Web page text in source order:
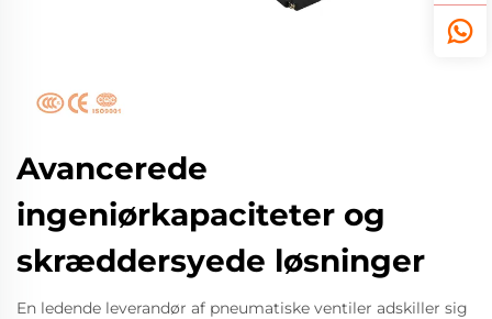
Avancerede
ingeniørkapaciteter og
skræddersyede løsninger
En ledende leverandør af pneumatiske ventiler adskiller sig